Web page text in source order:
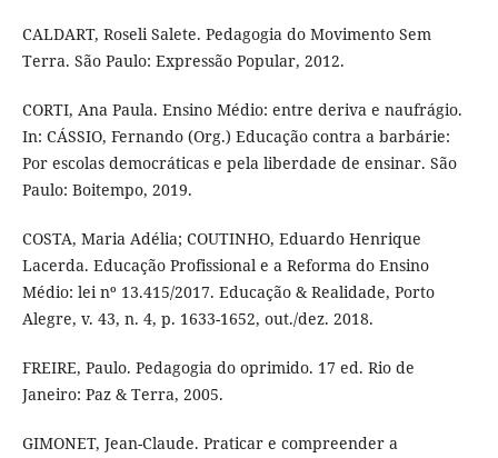
CALDART, Roseli Salete. Pedagogia do Movimento Sem
Terra. São Paulo: Expressão Popular, 2012.
CORTI, Ana Paula. Ensino Médio: entre deriva e naufrágio.
In: CÁSSIO, Fernando (Org.) Educação contra a barbárie:
Por escolas democráticas e pela liberdade de ensinar. São
Paulo: Boitempo, 2019.
COSTA, Maria Adélia; COUTINHO, Eduardo Henrique
Lacerda. Educação Profissional e a Reforma do Ensino
Médio: lei nº 13.415/2017. Educação & Realidade, Porto
Alegre, v. 43, n. 4, p. 1633-1652, out./dez. 2018.
FREIRE, Paulo. Pedagogia do oprimido. 17 ed. Rio de
Janeiro: Paz & Terra, 2005.
GIMONET, Jean-Claude. Praticar e compreender a